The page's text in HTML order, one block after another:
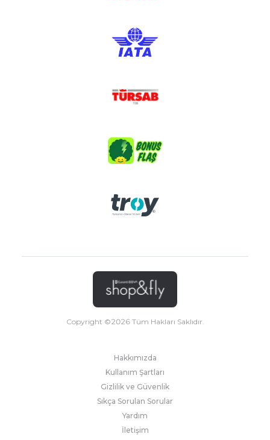
Copyright ©2026Tüm Hakları Saklıdır.
Hakkımızda
Kullanım Şartları
Gizlilik ve Güvenlik
Sıkça Sorulan Sorular
Yardım
İletişim